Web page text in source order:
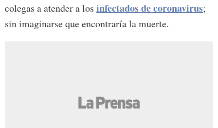
colegas a atender a los infectados de coronavirus;
sin imaginarse que encontraría la muerte.